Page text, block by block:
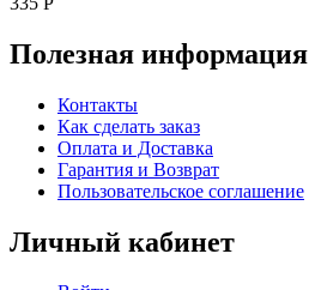
Полезная информация
Контакты
Как сделать заказ
Оплата и Доставка
Гарантия и Возврат
Пользовательское соглашение
Личный кабинет